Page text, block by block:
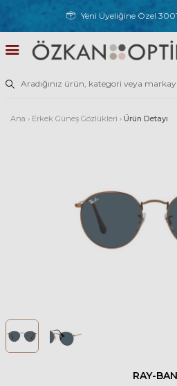
Yeni Üyeliğine Özel
Ana › Erkek Güneş Gözlükleri › Ürün Detayı
RAY-BAN